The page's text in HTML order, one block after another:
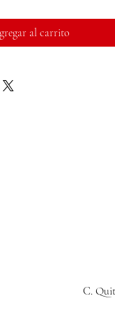
al carrito
C.